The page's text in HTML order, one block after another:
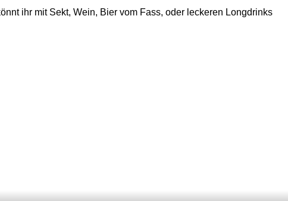
ihr mit Sekt, Wein, Bier vom Fass, oder leckeren Longdrinks